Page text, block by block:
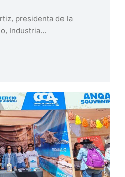
presidenta de la
Industria…